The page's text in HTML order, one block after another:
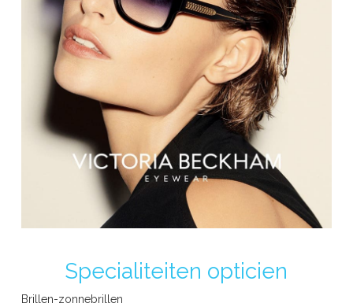
DAVID BECKHAM EYEWEAR
DOLCE & GABBANA
Specialiteiten opticien
Brillen-zonnebrillen